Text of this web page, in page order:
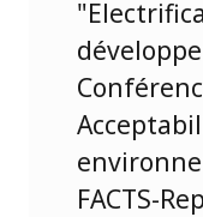
FACTS-